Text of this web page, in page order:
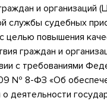
и организаций
службы судебных
целью повышения
граждан и
с требованиями
№ 8-ФЗ «Об
деятельности